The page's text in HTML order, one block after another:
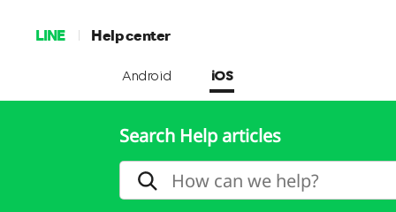
LINE Help center
Android iOS
Search Help articles